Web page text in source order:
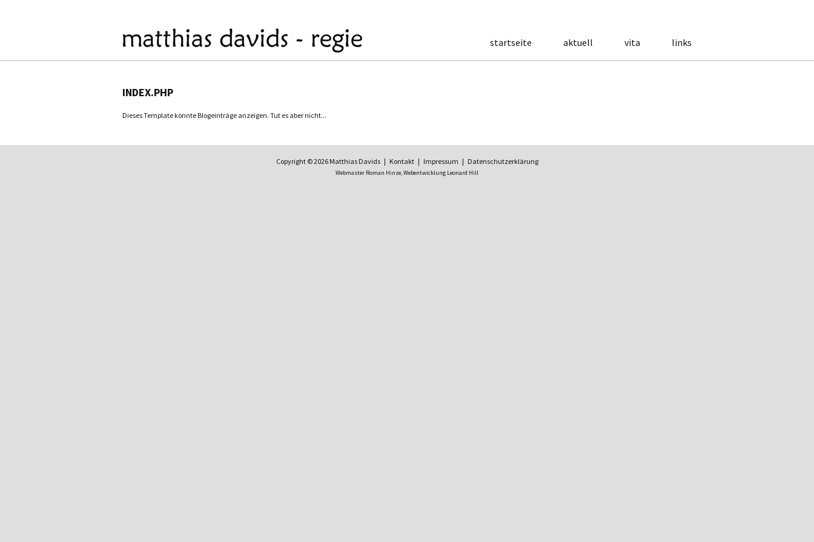
startseite aktuell vita links
INDEX.PHP
Dieses Template könnte Blogeinträge anzeigen. Tut es aber nicht...
Copyright © 2026 Matthias Davids | Kontakt| Impressum | Datenschutzerklärung
Webmaster Roman Hinze,Webentwicklung Leonard Hill